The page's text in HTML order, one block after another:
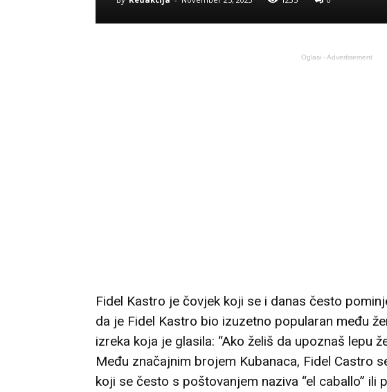
Oglasi - Advertisement
Fidel Kastro je čovjek koji se i danas često
da je Fidel Kastro bio izuzetno popularan među
izreka koja je glasila: “Ako želiš da upoznaš lepu
Među značajnim brojem Kubanaca, Fidel Castro
koji se često s poštovanjem naziva “el caballo” ili